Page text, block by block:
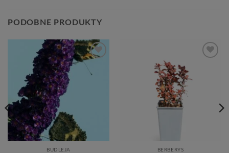
PODOBNE PRODUKTY
BUDLEJA BERBERYS